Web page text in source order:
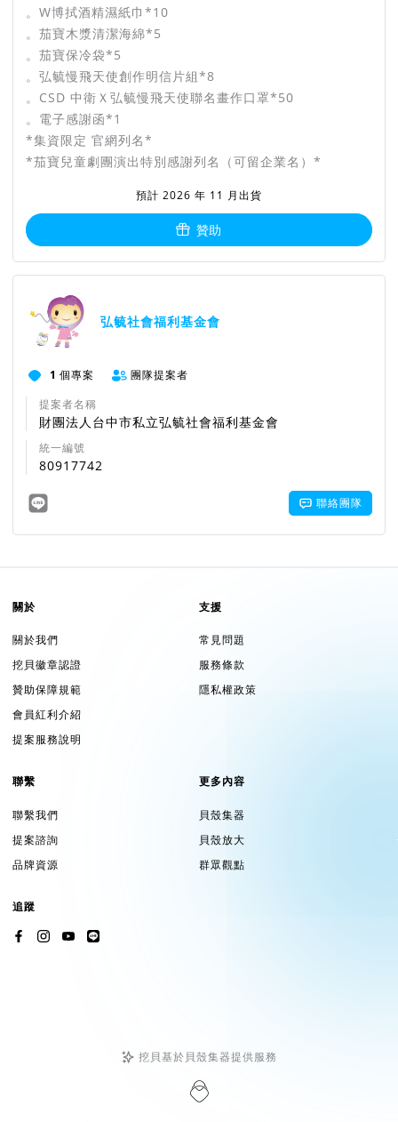
弘毓社會福利基金會
1 個專案
團隊提案者
提案者名稱
財團法人台中市私立弘毓社會福利基金會
統一編號
80917742
聯絡團隊
。W博拭酒精濕紙巾*10
。茄寶木漿清潔海綿*5
。茄寶保冷袋*5
。弘毓慢飛天使創作明信片組*8
。CSD 中衛Ｘ弘毓慢飛天使聯名畫作口罩*50
。電子感謝函*1
*集資限定 官網列名*
*茄寶兒童劇團演出特別感謝列名（可留企業名）*
預計 2026 年 11 月出貨
贊助
關於
關於我們
挖貝徽章認證
贊助保障規範
會員紅利介紹
提案服務說明
支援
常見問題
服務條款
隱私權政策
聯繫
聯繫我們
提案諮詢
品牌資源
更多內容
貝殼集器
貝殼放大
群眾觀點
追蹤
挖貝基於貝殼集器提供服務